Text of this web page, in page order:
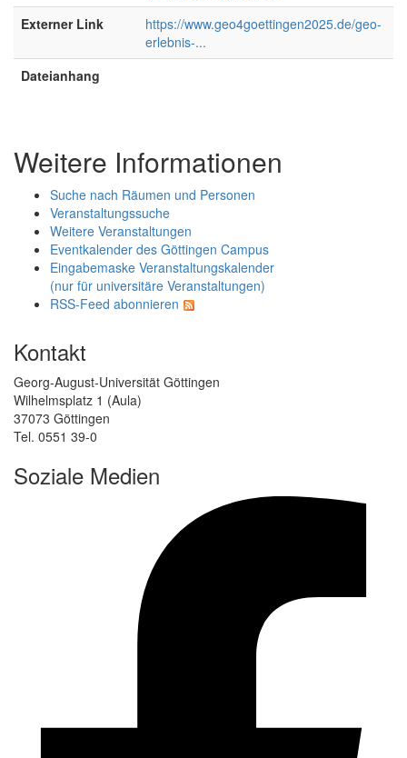
Externer Link
https://www.geo4goettingen2025.de/geo-
erlebnis-...
Dateianhang
Weitere Informationen
Suche nach Räumen und Personen
Veranstaltungssuche
Weitere Veranstaltungen
Eventkalender des Göttingen Campus
Eingabemaske Veranstaltungskalender
(nur für universitäre Veranstaltungen)
RSS-Feed abonnieren
Kontakt
Georg-August-Universität Göttingen
Wilhelmsplatz 1 (Aula)
37073 Göttingen
Tel. 0551 39-0
Soziale Medien